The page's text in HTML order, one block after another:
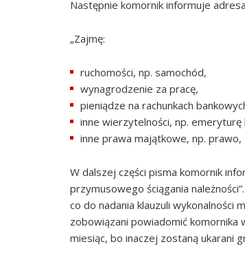
Następnie komornik informuje
„Zajmę:
ruchomości, np. samochód,
wynagrodzenie za pracę,
pieniądze na rachunkach
inne wierzytelności, np. emeryturę
inne prawa majątkowe, np. prawo,
W dalszej części pisma komornik
przymusowego ściągania
co do nadania klauzuli wykonalności
zobowiązani powiadomić
miesiąc, bo inaczej zostaną ukarani